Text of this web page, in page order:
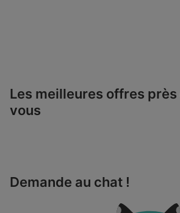
Les meilleures offres près
vous
Demande au chat !